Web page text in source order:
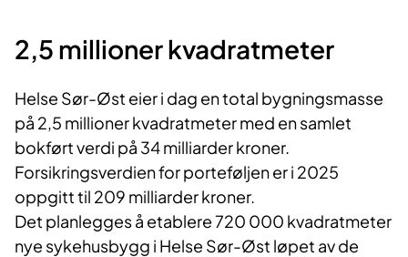
2,5 millioner kvadratmeter
Helse Sør-Øst eier i dag en total bygningsmasse
på 2,5 millioner kvadratmeter med en samlet
bokført verdi på 34 milliarder kroner.
Forsikringsverdien for porteføljen er i 2025
oppgitt til 209 milliarder kroner.
Det planlegges å etablere 720 000 kvadratmeter
nye sykehusbygg i Helse Sør-Øst løpet av de